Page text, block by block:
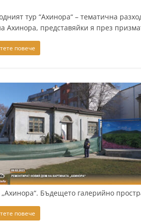
тур “Ахинора“ – тематична
Ахинора, представяйки я през
повече
Бъдещето галерийно
повече